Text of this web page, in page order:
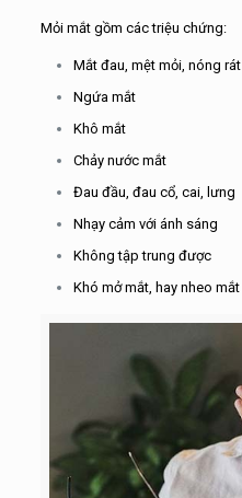
Mỏi mắt gồm các triệu chứng:
Mắt đau, mệt mỏi, nóng rát
Ngứa mắt
Khô mắt
Chảy nước mắt
Đau đầu, đau cổ, cai, lưng
Nhạy cảm với ánh sáng
Không tập trung được
Khó mở mắt, hay nheo mắt